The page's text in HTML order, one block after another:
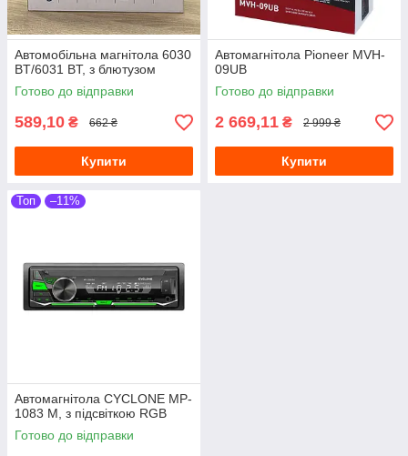
Автомобільна магнітола 6030
BT/6031 BT, з блютузом
Готово до відправки
589,10 ₴ 662 ₴
Купити
Автомагнітола Pioneer MVH-
09UB
Готово до відправки
2 669,11 ₴ 2 999 ₴
Купити
Топ –11%
Автомагнітола CYCLONE MP-
1083 M, з підсвіткою RGB
Готово до відправки